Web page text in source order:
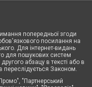
попередньої згоди
посилання на
Для інтернет-видань
для пошукових систем
абзацу в тексті або в
переслідується Законом.
"Партнерський